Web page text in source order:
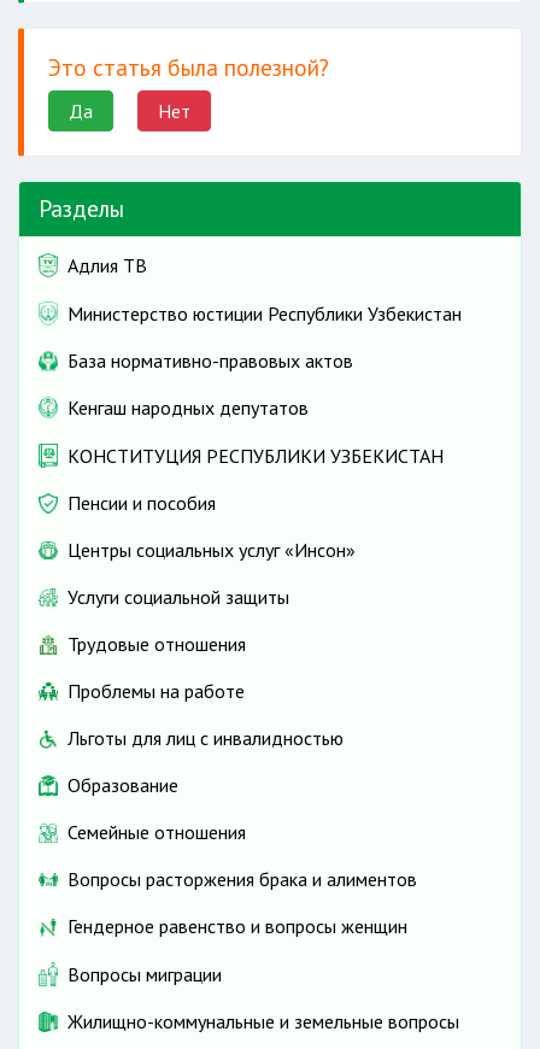
Это статья была полезной?
Да Нет
Разделы
Адлия ТВ
Министерство юстиции Республики Узбекистан
База нормативно-правовых актов
Кенгаш народных депутатов
КОНСТИТУЦИЯ РЕСПУБЛИКИ УЗБЕКИСТАН
Пенсии и пособия
Центры социальных услуг «Инсон»
Услуги социальной защиты
Трудовые отношения
Проблемы на работе
Льготы для лиц с инвалидностью
Образование
Семейные отношения
Вопросы расторжения брака и алиментов
Гендерное равенство и вопросы женщин
Вопросы миграции
Жилищно-коммунальные и земельные вопросы